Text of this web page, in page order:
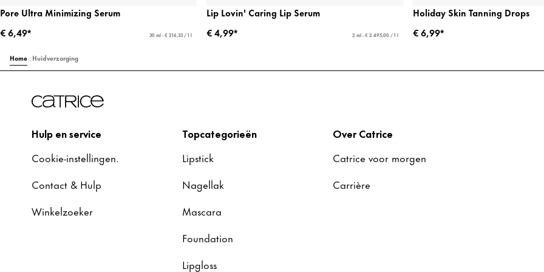
Pore Ultra Minimizing Serum
€ 6,49*
30 ml - € 216,33 / 1 l
Lip Lovin' Caring Lip Serum
€ 4,99*
2 ml - € 2.495,00 / 1 l
Holiday Skin Tanning Drops
€ 6,99*
Home Huidverzorging
Hulp en service
Cookie-instellingen.
Contact & Hulp
Winkelzoeker
Topcategorieën
Lipstick
Nagellak
Mascara
Foundation
Lipgloss
Over Catrice
Catrice voor morgen
Carrière